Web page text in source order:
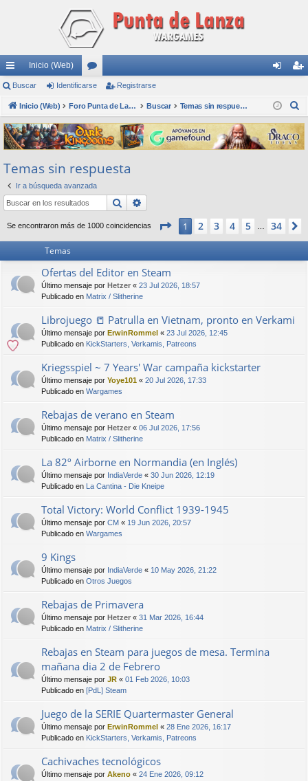
nl
ac
es
rá
pi
do
s
Inicio (Web)
or
os nti
fic
ar
ist
ra
rs
Buscar Identificarse Registrarse
Inicio (Web) Foro Punta de Lanza Wargames Buscar Temas sin respuesta
s
c
Temas sin respuesta
Ir a búsqueda avanzada
Buscar
Se encontraron más de 1000 coincidencias Página de 34
1 2 3 4 5 34
Temas
Ofertas del Editor en Steam
Último mensaje por Hetzer « 23 Jul 2026, 18:57
Publicado en Matrix / Slitherine
Librojuego 📒 Patrulla en Vietnam, pronto en Verkami
Último mensaje por ErwinRommel « 23 Jul 2026, 12:45
Publicado en KickStarters, Verkamis, Patreons
Kriegsspiel ~ 7 Years' War campaña kickstarter
Último mensaje por Yoye101 « 20 Jul 2026, 17:33
Publicado en Wargames
Rebajas de verano en Steam
Último mensaje por Hetzer « 06 Jul 2026, 17:56
Publicado en Matrix / Slitherine
La 82º Airborne en Normandia (en Inglés)
Último mensaje por IndiaVerde « 30 Jun 2026, 12:19
Publicado en La Cantina - Die Kneipe
Total Victory: World Conflict 1939-1945
Último mensaje por CM « 19 Jun 2026, 20:57
Publicado en Wargames
9 Kings
Último mensaje por IndiaVerde « 10 May 2026, 21:22
Publicado en Otros Juegos
Rebajas de Primavera
Último mensaje por Hetzer « 31 Mar 2026, 16:44
Publicado en Matrix / Slitherine
Rebajas en Steam para juegos de mesa. Termina
mañana dia 2 de Febrero
Último mensaje por JR « 01 Feb 2026, 10:03
Publicado en [PdL] Steam
Juego de la SERIE Quartermaster General
Último mensaje por ErwinRommel « 28 Ene 2026, 16:17
Publicado en KickStarters, Verkamis, Patreons
Cachivaches tecnológicos
Último mensaje por Akeno « 24 Ene 2026, 09:12